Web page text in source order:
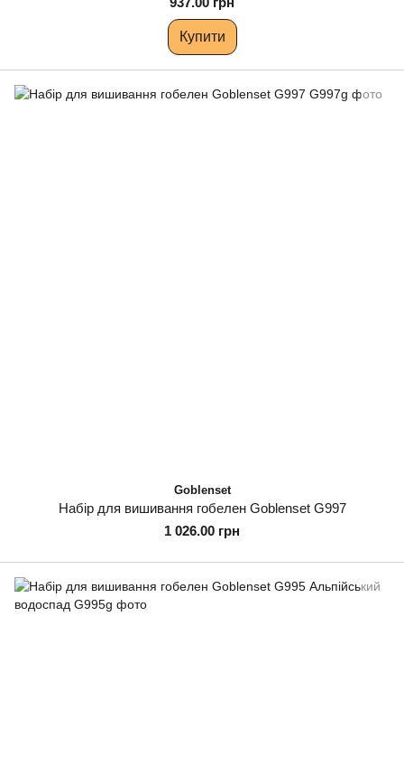
Купити
Goblenset
Набір для вишивання гобелен Goblenset G997
1 026.00 грн